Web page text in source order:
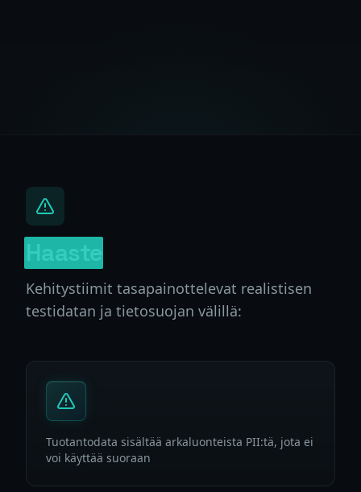
Kehitystiimit tasapainottelevat realistisen
testidatan ja tietosuojan välillä:
Tuotantodata sisältää arkaluonteista PII:tä, jota ei
voi käyttää suoraan